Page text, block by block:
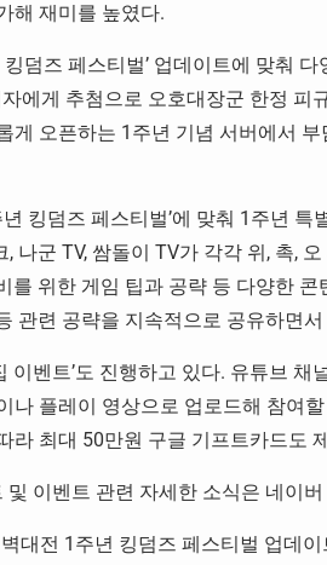
해 재미를 높였다.
덤즈 페스티벌’ 업데이트에 맞춰
에게 추첨으로 오호대장군 한정 피
게 오픈하는 1주년 기념 서버에서
년 킹덤즈 페스티벌’에 맞춰 1주년
나군 TV, 쌈돌이 TV가 각각 위, 촉,
를 위한 게임 팁과 공략 등 다양한
관련 공략을 지속적으로 공유하면
이벤트’도 진행하고 있다. 유튜브
나 플레이 영상으로 업로드해 참여
라 최대 50만원 구글 기프트카드도
및 이벤트 관련 자세한 소식은 네이
대전 1주년 킹덤즈 페스티벌 업데